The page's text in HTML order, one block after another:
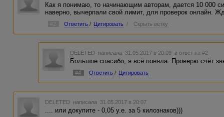
Как я понимаю, то начинающим авторам, дается 10 000
наверно, вычерпали свой лимит, для проверок онлайн.
Ответить / Цитировать / Скрыть ветку
DELETED написала 31.05.2017 в 20:09 в ответ на #2
Большое спасибо, я всё поняла. Проверю счёт
#4 Ответить / Цитировать
DELETED написала 31.05.2017 в 20:07
.... или докупите - 0,05 у.е. за 5 килознаков)))